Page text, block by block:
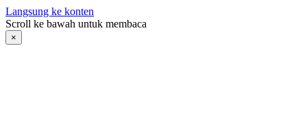
Langsung ke konten
Scroll ke bawah untuk membaca
×